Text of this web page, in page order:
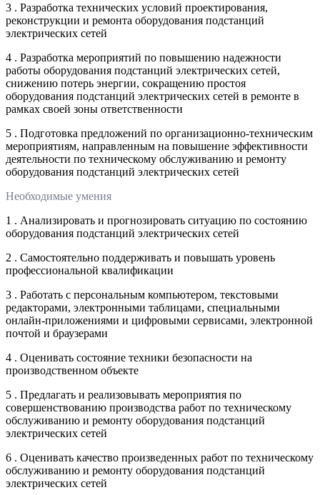
3 . Разработка технических условий проектирования,
реконструкции и ремонта оборудования подстанций
электрических сетей
4 . Разработка мероприятий по повышению надежности
работы оборудования подстанций электрических сетей,
снижению потерь энергии, сокращению простоя
оборудования подстанций электрических сетей в ремонте в
рамках своей зоны ответственности
5 . Подготовка предложений по организационно-техническим
мероприятиям, направленным на повышение эффективности
деятельности по техническому обслуживанию и ремонту
оборудования подстанций электрических сетей
Необходимые умения
1 . Анализировать и прогнозировать ситуацию по состоянию
оборудования подстанций электрических сетей
2 . Самостоятельно поддерживать и повышать уровень
профессиональной квалификации
3 . Работать с персональным компьютером, текстовыми
редакторами, электронными таблицами, специальными
онлайн-приложениями и цифровыми сервисами, электронной
почтой и браузерами
4 . Оценивать состояние техники безопасности на
производственном объекте
5 . Предлагать и реализовывать мероприятия по
совершенствованию производства работ по техническому
обслуживанию и ремонту оборудования подстанций
электрических сетей
6 . Оценивать качество произведенных работ по техническому
обслуживанию и ремонту оборудования подстанций
электрических сетей